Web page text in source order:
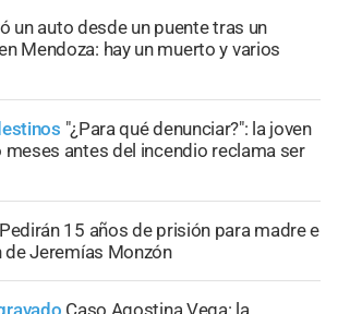
un auto desde un puente tras un
Mendoza: hay un muerto y varios
"¿Para qué denunciar?": la joven
antes del incendio reclama ser
Pedirán 15 años de prisión para madre e
de Jeremías Monzón